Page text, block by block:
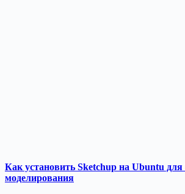
Как установить Sketchup на Ubuntu для
моделирования